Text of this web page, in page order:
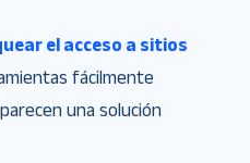
el acceso a sitios
fácilmente
una solución